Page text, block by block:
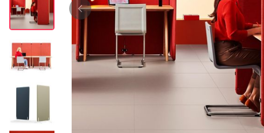
Gruppenarbeitsplätze